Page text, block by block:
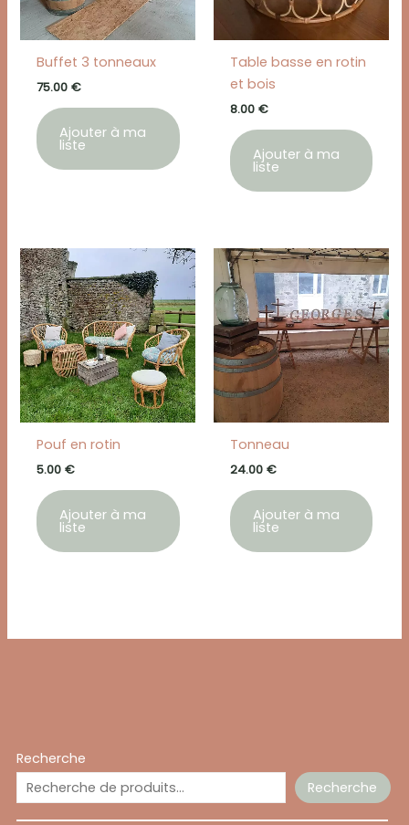
Recherche
Recherche
Buffet 3 tonneaux
75.00 €
Ajouter à ma
liste
Table basse en rotin
et bois
8.00 €
Ajouter à ma
liste
Pouf en rotin
5.00 €
Ajouter à ma
liste
Tonneau
24.00 €
Ajouter à ma
liste